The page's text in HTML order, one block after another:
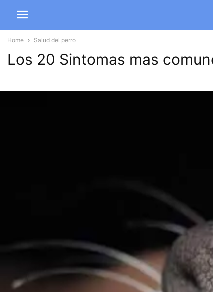
Home Salud del perro
Los 20 Sintomas mas